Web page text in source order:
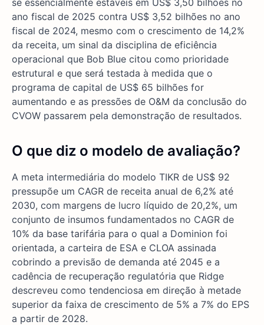
ano fiscal de 2025 contra US$ 3,52 bilhões no ano
fiscal de 2024, mesmo com o crescimento de 14,2%
da receita, um sinal da disciplina de eficiência
operacional que Bob Blue citou como prioridade
estrutural e que será testada à medida que o
programa de capital de US$ 65 bilhões for
aumentando e as pressões de O&M da conclusão do
CVOW passarem pela demonstração de resultados.
O que diz o modelo de avaliação?
A meta intermediária do modelo TIKR de US$ 92
pressupõe um CAGR de receita anual de 6,2% até
2030, com margens de lucro líquido de 20,2%, um
conjunto de insumos fundamentados no CAGR de
10% da base tarifária para o qual a Dominion foi
orientada, a carteira de ESA e CLOA assinada
cobrindo a previsão de demanda até 2045 e a
cadência de recuperação regulatória que Ridge
descreveu como tendenciosa em direção à metade
superior da faixa de crescimento de 5% a 7% do EPS
a partir de 2028.